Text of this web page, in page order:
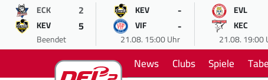
ECK 2
KEV 5
Beendet
KEV -
VIF -
21.08. 15:00 Uhr
EVL
KEC
21.08. 19:00
News Clubs Spiele